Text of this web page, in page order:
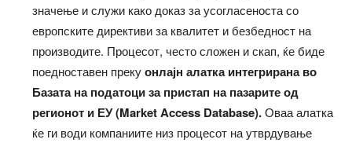
значење и служи како доказ за усогласеноста со
европските директиви за квалитет и безбедност на
производите. Процесот, често сложен и скап, ќе биде
поедноставен прекуонлајн алатка интегрирана во
Базата на податоци за пристап на пазарите од
регионот и ЕУ (Market Access Database).Оваа алатка
ќе ги води компаниите низ процесот на утврдување